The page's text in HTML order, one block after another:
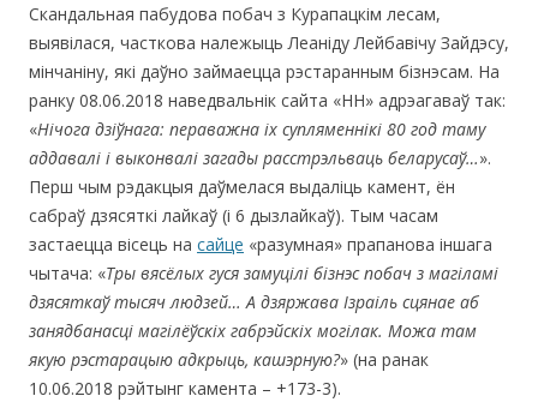
Скандальная пабудова побач з Курапацкім лесам,
выявілася, часткова належыць Леаніду Лейбавічу Зайдэсу,
мінчаніну, які даўно займаецца рэстаранным бізнэсам. На
ранку 08.06.2018 наведвальнік сайта «НН» адрэагаваў так:
«Нічога дзіўнага: пераважна іх супляменнікі 80 год таму
аддавалі і выконвалі загады расстрэльваць беларусаў…».
Перш чым рэдакцыя даўмелася выдаліць камент, ён
сабраў дзясяткі лайкаў (і 6 дызлайкаў). Тым часам
застаецца вісець на сайце «разумная» прапанова іншага
чытача: «Тры вясёлых гуся замуцілі бізнэс побач з магіламі
дзясяткаў тысяч людзей… А дзяржава Ізраіль сцянае аб
занядбанасці магілёўскіх габрэйскіх могілак. Можа там
якую рэстарацыю адкрыць, кашэрную?» (на ранак
10.06.2018 рэйтынг камента – +173-3).